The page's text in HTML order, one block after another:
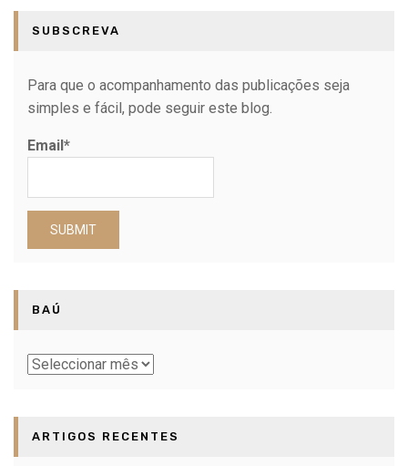
SUBSCREVA
Para que o acompanhamento das publicações seja
simples e fácil, pode seguir este blog.
Email*
BAÚ
Baú
ARTIGOS RECENTES